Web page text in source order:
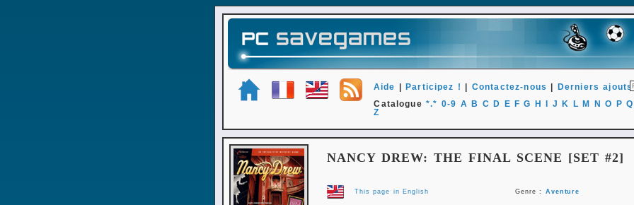
Aide Participez ! Contactez-nous Derniers ajouts
Catalogue*.* 0-9 A B C D E F G H J K L M N O P Q
Z
NANCY DREW: THE FINAL SCENE [SET #2]
This page in English Genre : Aventure